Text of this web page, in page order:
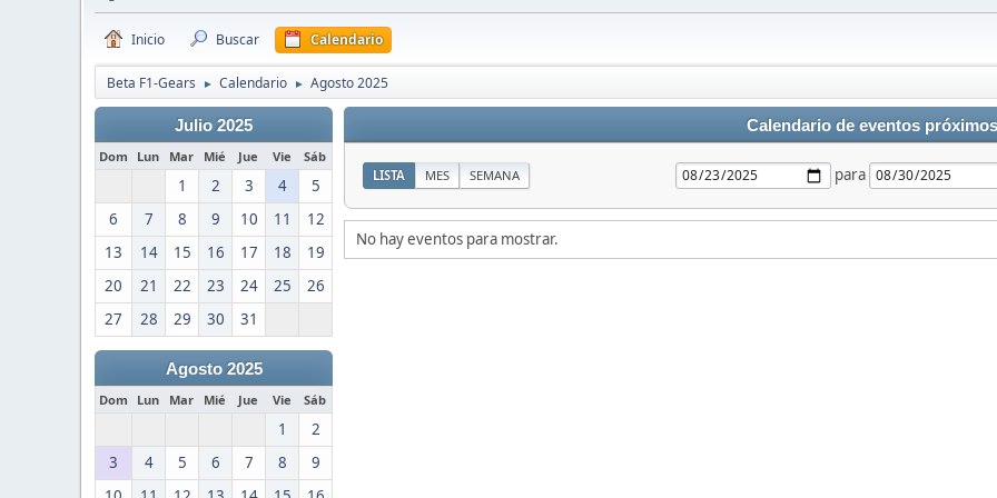
Inicio Buscar Calendario
Beta F1-Gears ► Calendario ► Agosto 2025
Julio 2025
Dom Lun Mar Mié Jue Vie Sáb
1 2 3 4
5
6
7 8 9 10 11
12
13
14 15 16 17 18
19
20
21 22 23 24 25
26
27
28 29 30 31
Agosto 2025
Dom Lun Mar Mié Jue Vie Sáb
1
2
3
4 5 6 7 8
9
Calendario de eventos próximos
LISTA MES SEMANA para
No hay eventos para mostrar.